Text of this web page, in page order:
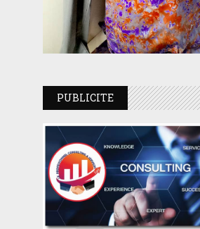
PUBLICITE